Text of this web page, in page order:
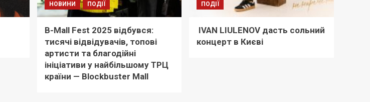
НОВИНИ ПОДІЇ
B-Mall Fest 2025 відбувся:
тисячі відвідувачів, топові
артисти та благодійні
ініціативи у найбільшому ТРЦ
країни — Blockbuster Mall
ПОДІЇ
IVAN LIULENOV дасть сольний
концерт в Києві